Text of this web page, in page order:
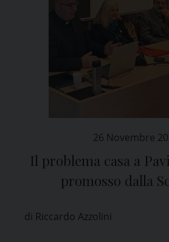
26 Novembre
Il problema casa a
promosso dalla
di Riccardo Azzolini